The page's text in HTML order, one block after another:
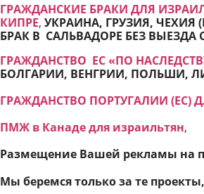
ГРАЖДАНСКИЕ БРАКИ ДЛЯ
КИПРЕ, УКРАИНА, ГРУЗИЯ, ЧЕХИЯ
БРАК В САЛЬВАДОРЕ БЕЗ ВЫЕЗДА
ГРАЖДАНСТВО ЕC «ПО
БОЛГАРИИ, ВЕНГРИИ, ПОЛЬШИ,
ГРАЖДАНСТВО ПОРТУГАЛИИ (ЕС)
ПМЖ в Канаде для израильтян,
Размещение Вашей рекламы на
Мы беремся только за те